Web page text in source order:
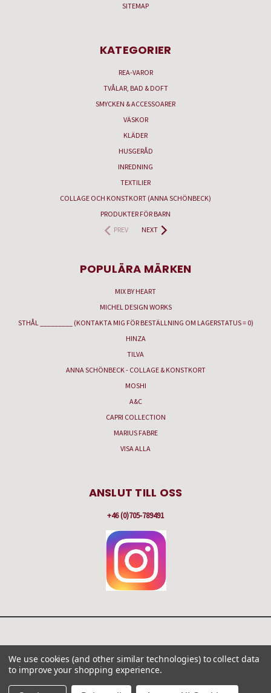
SITEMAP
KATEGORIER
REA-VAROR
TVÅLAR, BAD & DOFT
SMYCKEN & ACCESSOARER
VÄSKOR
KLÄDER
HUSGERÅD
INREDNING
TEXTILIER
COLLAGE OCH KONSTKORT (ANNA SCHÖNBECK)
PRODUKTER FÖR BARN
PREV
NEXT
POPULÄRA MÄRKEN
MIX BY HEART
MICHEL DESIGN WORKS
STHÅL _________ (KONTAKTA MIG FÖR BESTÄLLNING OM LAGERSTATUS = 0)
HINZA
TILVA
ANNA SCHÖNBECK - COLLAGE & KONSTKORT
MOSHI
A&C
CAPRI COLLECTION
MARIUS FABRE
VISA ALLA
ANSLUT TILL OSS
+46 (0)705-789491
HAMNBERGSVÄGEN 57 C, BOX 251, 475 51 KÄLLÖ-KNIPPLA
+46 (0)705-789491
We use cookies (and other similar technologies) to collect data
to improve your shopping experience.